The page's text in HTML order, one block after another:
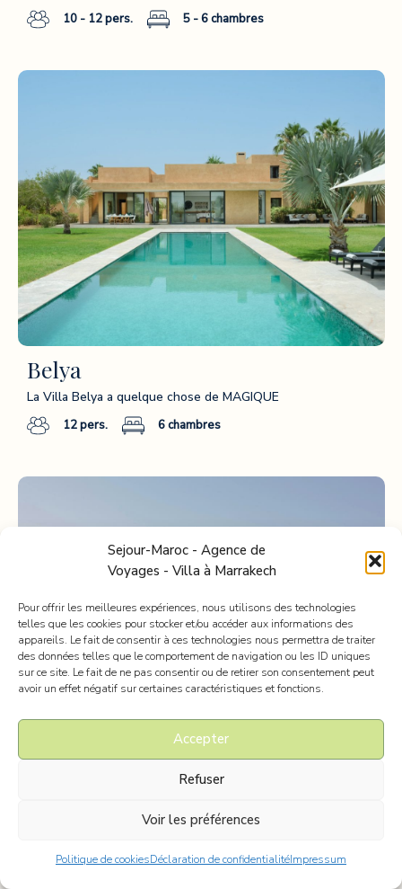
Sejour-Maroc - Agence de
Voyages - Villa à Marrakech
Pour offrir les meilleures expériences, nous utilisons des technologies
telles que les cookies pour stocker et/ou accéder aux informations des
appareils. Le fait de consentir à ces technologies nous permettra de traiter
des données telles que le comportement de navigation ou les ID uniques
sur ce site. Le fait de ne pas consentir ou de retirer son consentement peut
avoir un effet négatif sur certaines caractéristiques et fonctions.
Accepter
Refuser
Voir les préférences
Politique de cookiesDéclaration de confidentialitéImpressum
10 - 12pers. 5 - 6chambres
Belya
La Villa Belya a quelque chose de MAGIQUE
12pers. 6chambres
3 - 4